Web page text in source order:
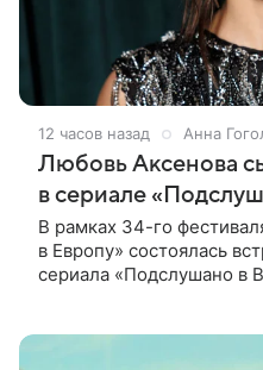
12 часов назад Анна
Любовь Аксенова
в сериале
В рамках 34-го
в Европу» состоялась
сериала «Подслушано в